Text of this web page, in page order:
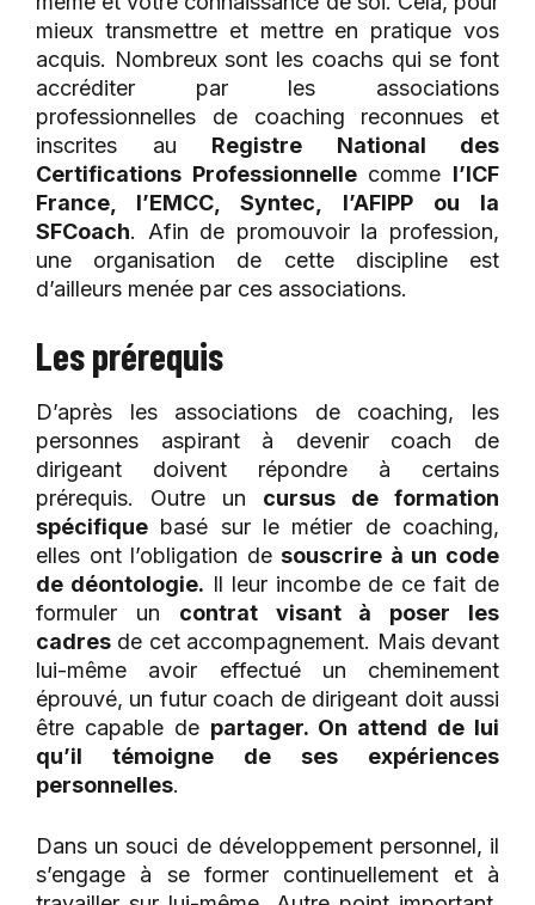
mieux transmettre et mettre en pratique vos
acquis. Nombreux sont les coachs qui se font
accréditer par les associations
professionnelles de coaching reconnues et
inscrites au Registre National des
Certifications Professionnellecomme l’ICF
France, l’EMCC, Syntec, l’AFIPP ou la
SFCoach. Afin de promouvoir la profession,
une organisation de cette discipline est
d’ailleurs menée par ces associations.
Les prérequis
D’après les associations de coaching, les
personnes aspirant à devenir coach de
dirigeant doivent répondre à certains
prérequis. Outre un cursus de formation
spécifique basé sur le métier de coaching,
elles ont l’obligation desouscrire à un code
de déontologie. Il leur incombe de ce fait de
formuler un contrat visant à poser les
cadres de cet accompagnement. Mais devant
lui-même avoir effectué un cheminement
éprouvé, un futur coach de dirigeant doit aussi
être capable de partager. On attend de lui
qu’il témoigne de ses expériences
personnelles.
Dans un souci de développement personnel, il
s’engage à se former continuellement et à